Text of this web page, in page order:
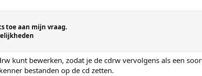
toe aan mijn vraag.
kunt bewerken, zodat je de cdrw vervolgens als een
bestanden op de cd zetten.